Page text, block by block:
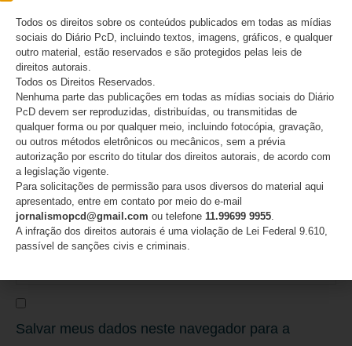
Nome*
E-mail *
Site
Salvar meus dados neste navegador para a
Todos os direitos sobre os conteúdos publicados em todas as mídias
sociais do Diário PcD, incluindo textos, imagens, gráficos, e qualquer
outro material, estão reservados e são protegidos pelas leis de
direitos autorais.
Todos os Direitos Reservados.
Nenhuma parte das publicações em todas as mídias sociais do Diário
PcD devem ser reproduzidas, distribuídas, ou transmitidas de
qualquer forma ou por qualquer meio, incluindo fotocópia, gravação,
ou outros métodos eletrônicos ou mecânicos, sem a prévia
autorização por escrito do titular dos direitos autorais, de acordo com
a legislação vigente.
Para solicitações de permissão para usos diversos do material aqui
apresentado, entre em contato por meio do e-mail
jornalismopcd@gmail.com ou telefone 11.99699 9955
A infração dos direitos autorais é uma violação de Lei Federal 9.610,
passível de sanções civis e criminais.